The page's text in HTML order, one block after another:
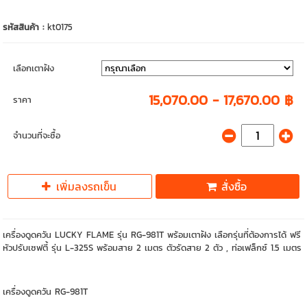
รหัสสินค้า :kt0175
เลือกเตาฝัง
ราคา 15,070.00 - 17,670.00 ฿
จำนวนที่จะซื้อ
เพิ่มลงรถเข็น สั่งซื้อ
เครื่องดูดควัน LUCKY FLAME รุ่น RG-981T พร้อมเตาฝัง เลือกรุ่นที่ต้องการได้ ฟรี
หัวปรับเซฟตี้ รุ่น L-325S พร้อมสาย 2 เมตร ตัวรัดสาย 2 ตัว , ท่อเฟล็กซ์ 1.5 เมตร
เครื่องดูดควัน RG-981T